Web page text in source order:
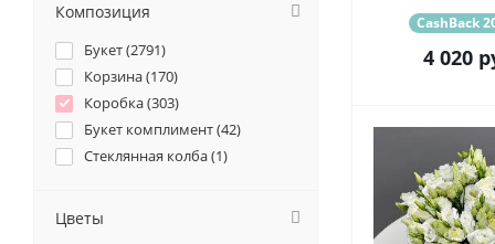
CashBack
4 020
Композиция
Букет (2791)
Корзина (170)
Коробка (303)
Букет комплимент (42)
Стеклянная колба (1)
Цветы